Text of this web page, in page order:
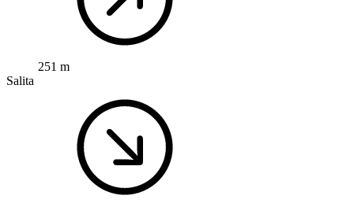
251 m
Salita